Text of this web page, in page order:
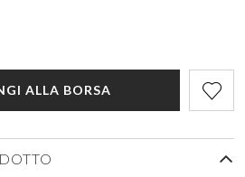
ALLA BORSA